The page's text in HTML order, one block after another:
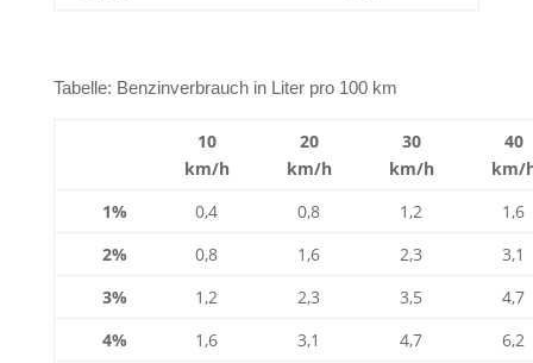
Tabelle: Benzinverbrauch in Liter pro 100 km
10
km/h
20
km/h
30
km/h
40
km/
1%
0,4 0,8 1,2
1,6
2%
0,8 1,6 2,3
3,1
3%
1,2 2,3 3,5
4,7
4%
1,6 3,1 4,7
6,2